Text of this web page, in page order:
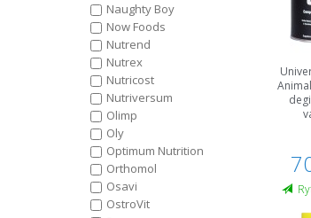
Naughty Boy
Now Foods
Nutrend
Nutrex
Nutricost
Nutriversum
Olimp
Oly
Optimum Nutrition
Orthomol
Osavi
OstroVit